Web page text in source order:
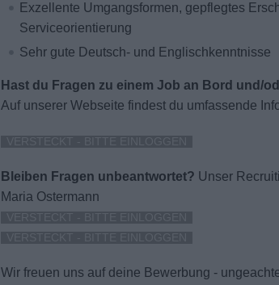
Exzellente Umgangsformen, gepflegtes
Serviceorientierung
Sehr gute Deutsch- und Englischkenntnisse
Hast du Fragen zu einem Job an Bord und/
Auf unserer Webseite findest du umfassende
Bleiben Fragen unbeantwortet? Unser
Maria Ostermann
Wir freuen uns auf deine Bewerbung -